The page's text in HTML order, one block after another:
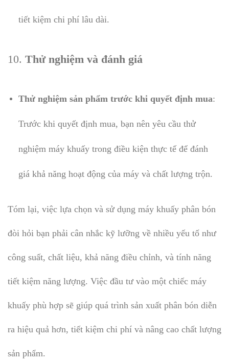
tiết kiệm chi phí lâu dài.
10. Thử nghiệm và đánh giá
Thử nghiệm sản phẩm trước khi quyết định mua:
Trước khi quyết định mua, bạn nên yêu cầu thử
nghiệm máy khuấy trong điều kiện thực tế để đánh
giá khả năng hoạt động của máy và chất lượng trộn.
Tóm lại, việc lựa chọn và sử dụng máy khuấy phân bón
đòi hỏi bạn phải cân nhắc kỹ lưỡng về nhiều yếu tố như
công suất, chất liệu, khả năng điều chỉnh, và tính năng
tiết kiệm năng lượng. Việc đầu tư vào một chiếc máy
khuấy phù hợp sẽ giúp quá trình sản xuất phân bón diễn
ra hiệu quả hơn, tiết kiệm chi phí và nâng cao chất lượng
sản phẩm.